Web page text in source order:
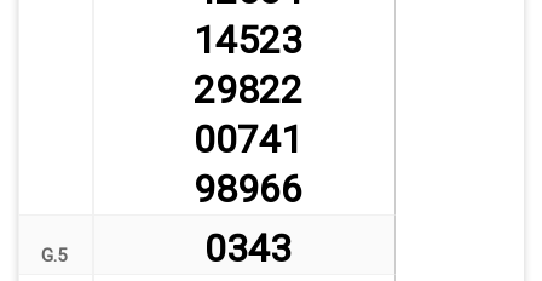
14523
29822
00741
98966
G.5 0343